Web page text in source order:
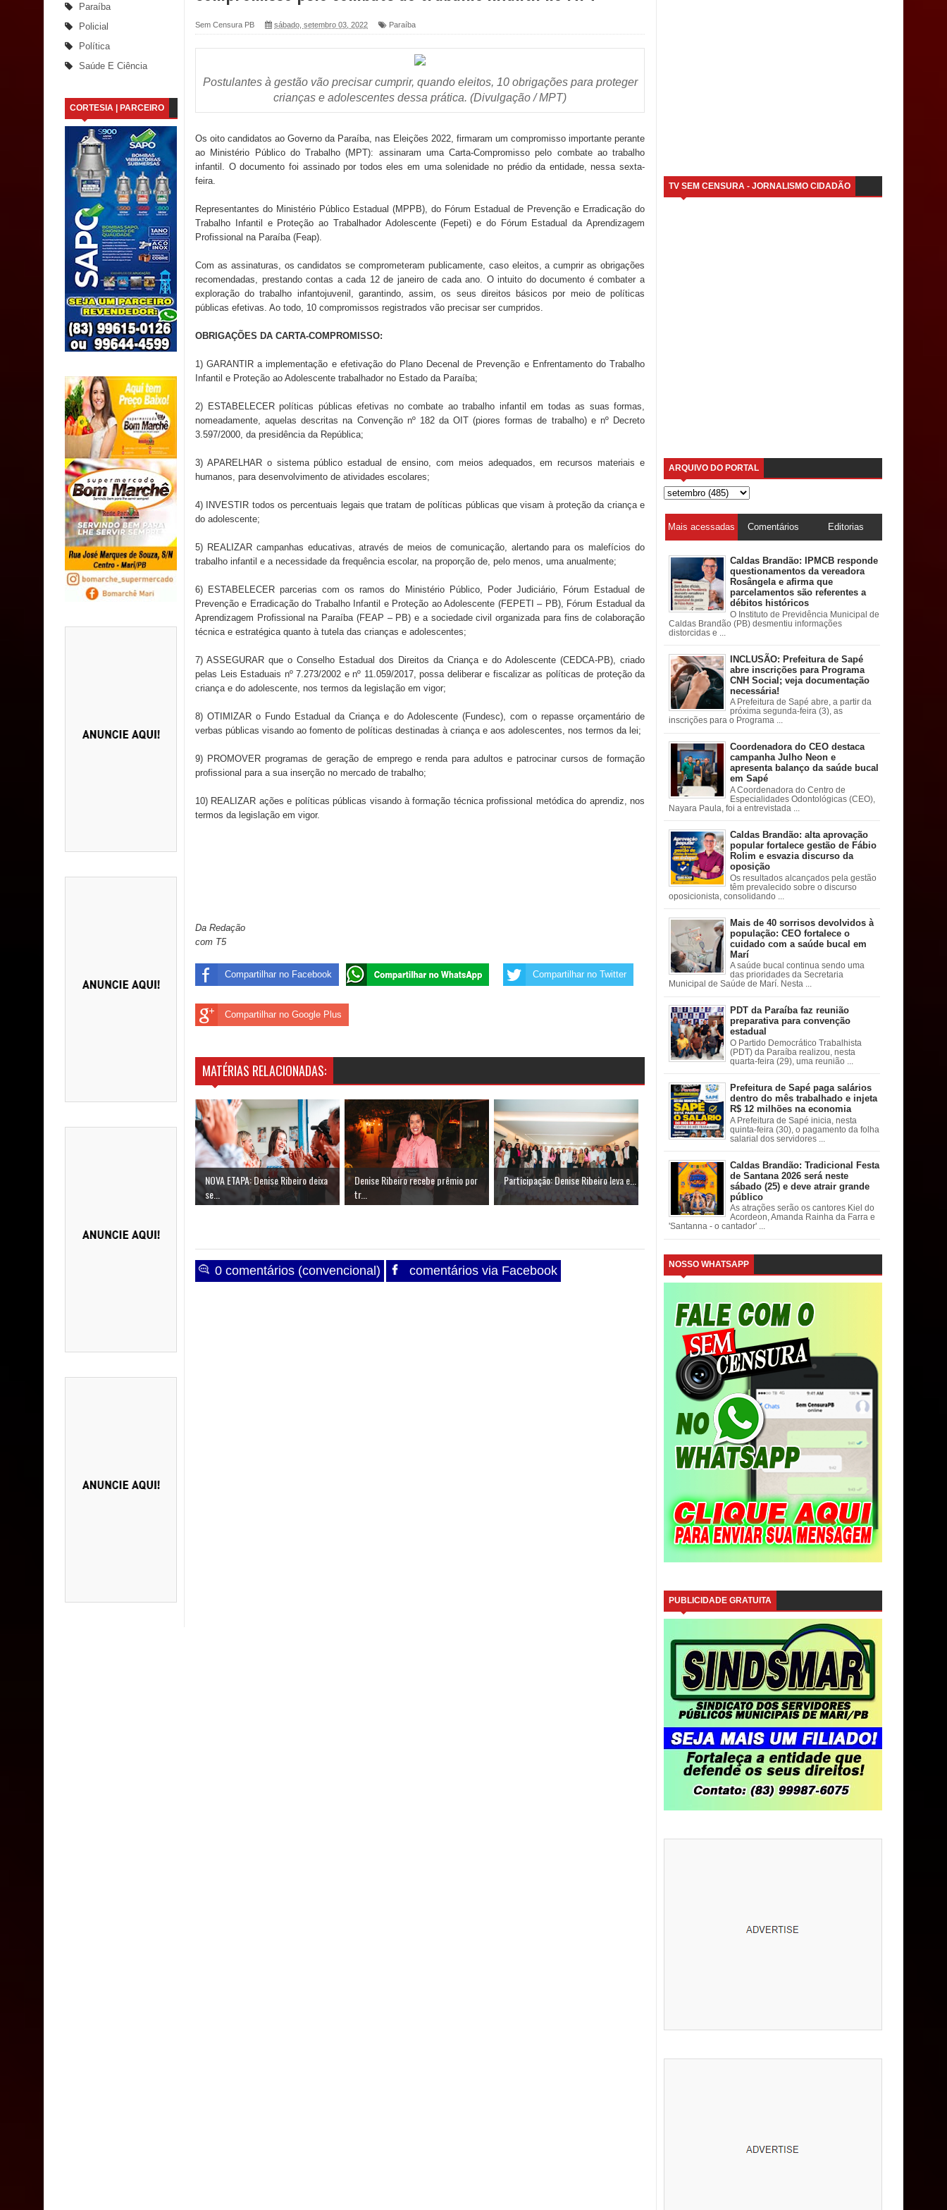
Saúde Bucal: Mais de 470 próteses dentárias já foram entregues pela Prefeitura de Sapé em 2026
Caldas Brandão: Tradicional Festa de Santana 2026 será neste sábado (25) e deve atrair grande público
Nota de pesar: Câmara de Marí lamenta a morte da ex-vereadora Neta do Sindicato
Prefeito Major Sidnei busca em Brasília recursos para nova Casa de Acolhida e CRAS de Sapé
Denise Ribeiro toma posse no Diretório Nacional do PDT durante Convenção em Brasília
Dois Gigantes da Poesia Paraibana inspiram a IV FEIRA LITERÁRIA DO BREJO em Guarabira
Vereador Davyd Matias reúne cerca de 200 lideranças em apoio à pré-candidatura de Denise Ribeiro à
Assembleia Legislativa
Mari marca presença no maior evento de saúde pública do planeta com foco na qualificação dos serviços do
SUS
MULUNGU: Servidora revela Perseguição na Gestão de Daniella Ribeiro e prática repudiável revolta
população
Caldas Brandão: IPMCB responde questionamentos da vereadora Rosângela e afirma que parcelamentos
são referentes a débitos históricos
Paraíba
Policial
Política
Saúde E Ciência
CORTESIA | PARCEIRO
Sem Censura PB sábado, setembro 03, 2022 Paraíba
Postulantes à gestão vão precisar cumprir, quando eleitos, 10 obrigações para proteger
crianças e adolescentes dessa prática. (Divulgação / MPT)
Os oito candidatos ao Governo da Paraíba, nas Eleições 2022, firmaram um compromisso importante perante
ao Ministério Público do Trabalho (MPT): assinaram uma Carta-Compromisso pelo combate ao trabalho
infantil. O documento foi assinado por todos eles em uma solenidade no prédio da entidade, nessa sexta-
feira.
Representantes do Ministério Público Estadual (MPPB), do Fórum Estadual de Prevenção e Erradicação do
Trabalho Infantil e Proteção ao Trabalhador Adolescente (Fepeti) e do Fórum Estadual da Aprendizagem
Profissional na Paraíba (Feap).
Com as assinaturas, os candidatos se comprometeram publicamente, caso eleitos, a cumprir as obrigações
recomendadas, prestando contas a cada 12 de janeiro de cada ano. O intuito do documento é combater a
exploração do trabalho infantojuvenil, garantindo, assim, os seus direitos básicos por meio de políticas
públicas efetivas. Ao todo, 10 compromissos registrados vão precisar ser cumpridos.
OBRIGAÇÕES DA CARTA-COMPROMISSO:
1) GARANTIR a implementação e efetivação do Plano Decenal de Prevenção e Enfrentamento do Trabalho
Infantil e Proteção ao Adolescente trabalhador no Estado da Paraíba;
2) ESTABELECER políticas públicas efetivas no combate ao trabalho infantil em todas as suas formas,
nomeadamente, aquelas descritas na Convenção nº 182 da OIT (piores formas de trabalho) e nº Decreto
3.597/2000, da presidência da República;
3) APARELHAR o sistema público estadual de ensino, com meios adequados, em recursos materiais e
humanos, para desenvolvimento de atividades escolares;
4) INVESTIR todos os percentuais legais que tratam de políticas públicas que visam à proteção da criança e
do adolescente;
5) REALIZAR campanhas educativas, através de meios de comunicação, alertando para os malefícios do
trabalho infantil e a necessidade da frequência escolar, na proporção de, pelo menos, uma anualmente;
6) ESTABELECER parcerias com os ramos do Ministério Público, Poder Judiciário, Fórum Estadual de
Prevenção e Erradicação do Trabalho Infantil e Proteção ao Adolescente (FEPETI – PB), Fórum Estadual da
Aprendizagem Profissional na Paraíba (FEAP – PB) e a sociedade civil organizada para fins de colaboração
técnica e estratégica quanto à tutela das crianças e adolescentes;
7) ASSEGURAR que o Conselho Estadual dos Direitos da Criança e do Adolescente (CEDCA-PB), criado
pelas Leis Estaduais nº 7.273/2002 e nº 11.059/2017, possa deliberar e fiscalizar as políticas de proteção da
criança e do adolescente, nos termos da legislação em vigor;
8) OTIMIZAR o Fundo Estadual da Criança e do Adolescente (Fundesc), com o repasse orçamentário de
verbas públicas visando ao fomento de políticas destinadas à criança e aos adolescentes, nos termos da lei;
9) PROMOVER programas de geração de emprego e renda para adultos e patrocinar cursos de formação
profissional para a sua inserção no mercado de trabalho;
10) REALIZAR ações e políticas públicas visando à formação técnica profissional metódica do aprendiz, nos
termos da legislação em vigor.
Da Redação
com T5
Compartilhar no Facebook Compartilhar no Twitter
Compartilhar no Google Plus
MATÉRIAS RELACIONADAS:
NOVA ETAPA: Denise Ribeiro deixa
se...
Denise Ribeiro recebe prêmio por
tr...
Participação: Denise Ribeiro leva e...
0 comentários (convencional) comentários via Facebook
TV SEM CENSURA - JORNALISMO CIDADÃO
ARQUIVO DO PORTAL
Mais acessadas Comentários Editorias
Caldas Brandão: IPMCB responde
questionamentos da vereadora
Rosângela e afirma que
parcelamentos são referentes a
débitos históricos
O Instituto de Previdência Municipal de
Caldas Brandão (PB) desmentiu informações
distorcidas e ...
INCLUSÃO: Prefeitura de Sapé
abre inscrições para Programa
CNH Social; veja documentação
necessária!
A Prefeitura de Sapé abre, a partir da
próxima segunda-feira (3), as
inscrições para o Programa ...
Coordenadora do CEO destaca
campanha Julho Neon e
apresenta balanço da saúde bucal
em Sapé
A Coordenadora do Centro de
Especialidades Odontológicas (CEO),
Nayara Paula, foi a entrevistada ...
Caldas Brandão: alta aprovação
popular fortalece gestão de Fábio
Rolim e esvazia discurso da
oposição
Os resultados alcançados pela gestão
têm prevalecido sobre o discurso
oposicionista, consolidando ...
Mais de 40 sorrisos devolvidos à
população: CEO fortalece o
cuidado com a saúde bucal em
Marí
A saúde bucal continua sendo uma
das prioridades da Secretaria
Municipal de Saúde de Marí. Nesta ...
PDT da Paraíba faz reunião
preparativa para convenção
estadual
O Partido Democrático Trabalhista
(PDT) da Paraíba realizou, nesta
quarta-feira (29), uma reunião ...
Prefeitura de Sapé paga salários
dentro do mês trabalhado e injeta
R$ 12 milhões na economia
A Prefeitura de Sapé inicia, nesta
quinta-feira (30), o pagamento da folha
salarial dos servidores ...
Caldas Brandão: Tradicional Festa
de Santana 2026 será neste
sábado (25) e deve atrair grande
público
As atrações serão os cantores Kiel do
Acordeon, Amanda Rainha da Farra e
'Santanna - o cantador' ...
NOSSO WHATSAPP
PUBLICIDADE GRATUITA